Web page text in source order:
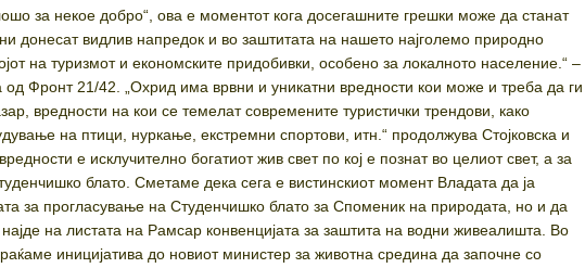
за некое добро“, ова е моментот кога досегашните грешки може да станат
донесат видлив напредок и во заштитата на нашето најголемо природно
на туризмот и економските придобивки, особено за локалното население.“ –
од Фронт 21/42. „Охрид има врвни и уникатни вредности кои може и треба да ги
вредности на кои се темелат современите туристички трендови, како
на птици, нуркање, екстремни спортови, итн.“ продолжува Стојковска и
е исклучително богатиот жив свет по кој е познат во целиот свет, а за
блато. Сметаме дека сега е вистинскиот момент Владата да ја
за прогласување на Студенчишко блато за Споменик на природата, но и да
на листата на Рамсар конвенцијата за заштита на водни живеалишта. Во
иницијатива до новиот министер за животна средина да започне со